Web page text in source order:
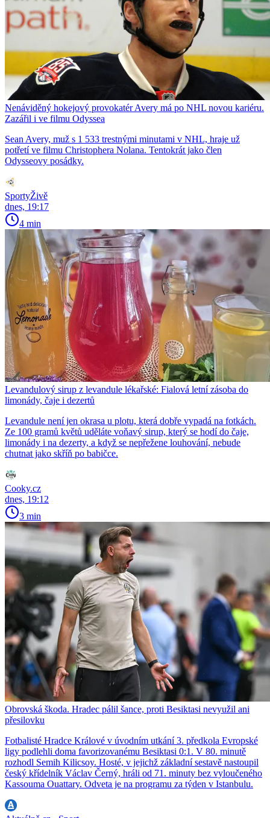
Nenáviděný hokejový provokatér Avery má po NHL novou kariéru.
Zazářil i ve filmu Odyssea
Sean Avery, muž s 1 533 trestnými minutami v NHL, hraje už
potřetí ve filmu Christophera Nolana. Tentokrát jako člen
Odysseovy posádky.
SportyŽivě
dnes, 19:17
4 min
Levandulový sirup z levandule lékařské: Fialová letní zásoba do
limonády, čaje i dezertů
Levandule není jen okrasa u plotu, která dobře vypadá na fotkách.
Ze 100 gramů květů uděláte voňavý sirup, který se hodí do čaje,
limonády i na dezerty, a když se nepřežene louhování, nebude
chutnat jako skříň po babičce.
Cooky.cz
dnes, 19:12
3 min
Obrovská škoda. Hradec pálil šance, proti Besiktasi nevyužil ani
přesilovku
Fotbalisté Hradce Králové v úvodním utkání 3. předkola Evropské
ligy podlehli doma favorizovanému Besiktasi 0:1. V 80. minutě
rozhodl Semih Kilicsoy. Hosté, v jejichž základní sestavě nastoupil
český křídelník Václav Černý, hráli od 71. minuty bez vyloučeného
Kassouma Ouattary. Odveta je na programu za týden v Istanbulu.